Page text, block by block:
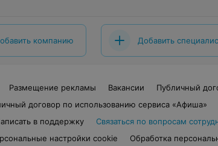
компанию Добавить
Размещение рекламы Вакансии
Публичный
договор по использованию сервиса «Афиша»
в поддержку
Связаться по вопросам
настройки cookie Обработка